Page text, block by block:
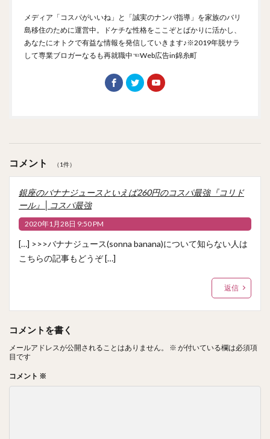
メディア「コスパがいいね」と「誠実のナンパ指導」を家族のバリ
島移住のために運営中。ドケチな性格をここぞとばかりに活かし、
あなたにオトクで有益な情報を発信していきます♪※2019年脱サラ
して専業ブロガーなるも再就職中☜Web広告in錦糸町
コメント （1件）
銀座のバナナジュースといえば260円のコスパ最強『コリド
ール』│コスパ最強
2020年1月28日 9:50 PM
[…] >>>バナナジュース(sonna banana)について知らない人は
こちらの記事もどうぞ […]
返信
コメントを書く
メールアドレスが公開されることはありません。 ※ が付いている欄は必須項
目です
コメント ※